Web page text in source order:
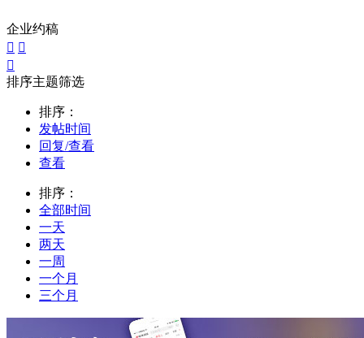
企业约稿
 

排序主题筛选
排序：
发帖时间
回复/查看
查看
排序：
全部时间
一天
两天
一周
一个月
三个月